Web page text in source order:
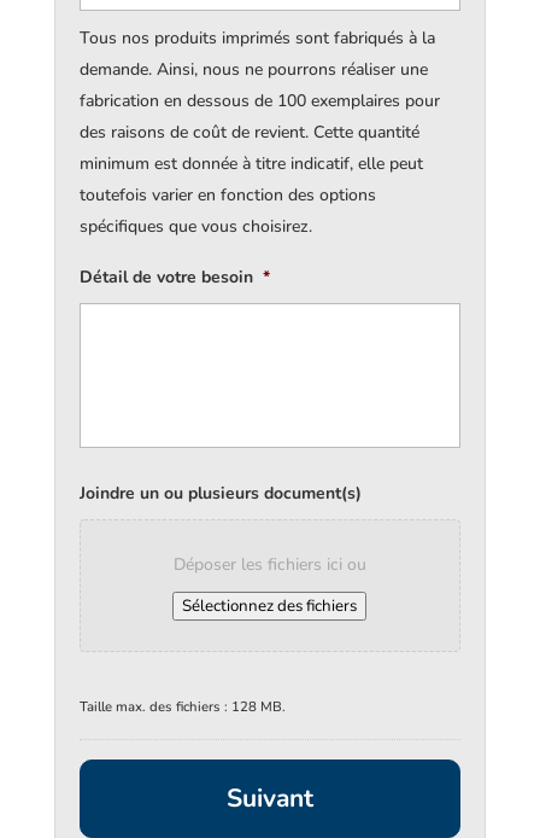
Tous nos produits imprimés sont fabriqués à la
demande. Ainsi, nous ne pourrons réaliser une
fabrication en dessous de 100 exemplaires pour
des raisons de coût de revient. Cette quantité
minimum est donnée à titre indicatif, elle peut
toutefois varier en fonction des options
spécifiques que vous choisirez.
Détail de votre besoin *
Joindre un ou plusieurs document(s)
Déposer les fichiers ici ou
Sélectionnez des fichiers
Taille max. des fichiers : 128 MB.